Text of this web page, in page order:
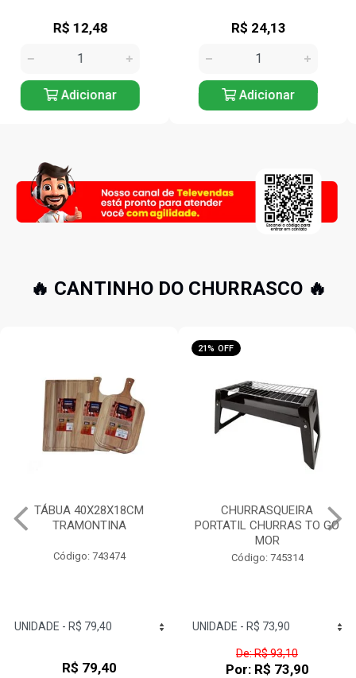
R$ 24,13
Adicionar
R$ 17,12
Adicionar
🔥 CANTINHO DO CHURRASCO 🔥
CHURRASQUEIRA
PORTATIL CHURRAS TO GO
Código: 745314
Por: R$ 73,90
16% OFF
CHURRASQUEIRA
ESMALTADA A BAFO
GUARAPARI MOR
Código: 745334
De: R$ 300,47
Por: R$ 250,90